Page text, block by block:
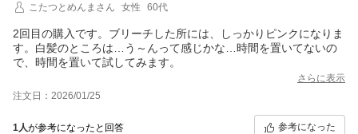
こたつとめんまさん
女性 60代
2回目の購入です。ブリーチした所には、しっかりピンクになりま
す。白髪のところは…う～んって感じかな…時間を置いてないの
で、時間を置いて試してみます。
さらに表示
注文日：2026/01/25
1人が参考になったと回答 参考になった